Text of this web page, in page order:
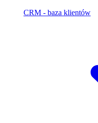
CRM - baza klientów